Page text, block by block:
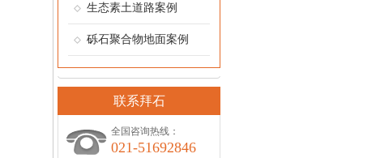
生态素土道路案例
砾石聚合物地面案例
联系拜石
全国咨询热线：
021-51692846